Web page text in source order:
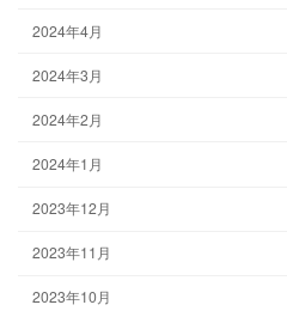
2024年4月
2024年3月
2024年2月
2024年1月
2023年12月
2023年11月
2023年10月